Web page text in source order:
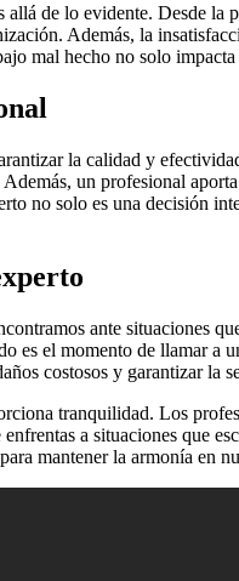
de lo evidente. Desde
Además, la
mal hecho no solo
la calidad y
un profesional
no solo es una decisión
ante situaciones
el momento de llamar a
costosos y garantizar la
tranquilidad. Los
a situaciones que
mantener la armonía en